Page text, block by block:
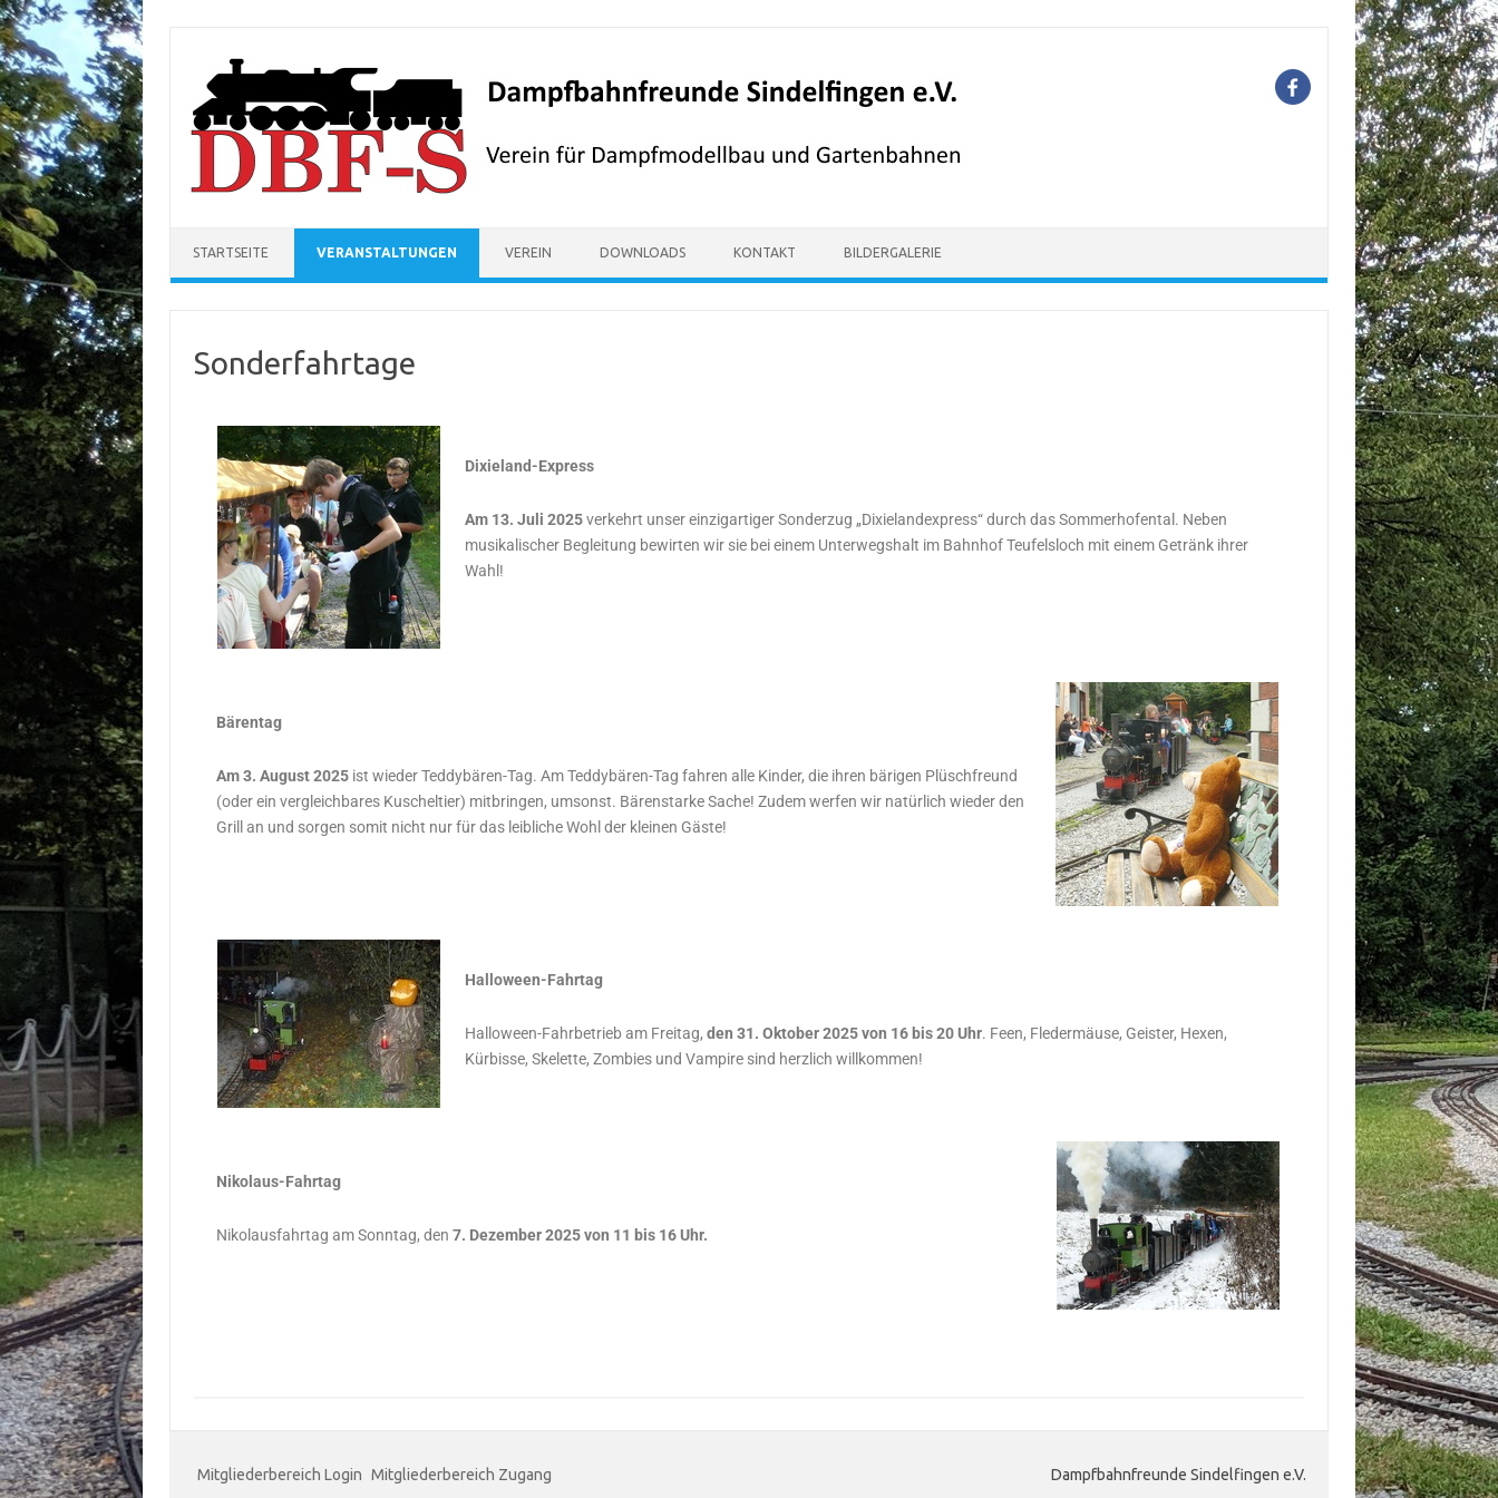
STARTSEITE VERANSTALTUNGEN VEREIN DOWNLOADS KONTAKT BILDERGALERIE
Sonderfahrtage
Dixieland-Express
Am 13. Juli 2025verkehrt unser einzigartiger Sonderzug „Dixielandexpress“ durch das Sommerhofental. Neben
musikalischer Begleitung bewirten wir sie bei einem Unterwegshalt im Bahnhof Teufelsloch mit einem Getränk ihrer
Wahl!
Bärentag
Am 3. August 2025ist wieder Teddybären-Tag. Am Teddybären-Tag fahren alle Kinder, die ihren bärigen Plüschfreund
(oder ein vergleichbares Kuscheltier) mitbringen, umsonst. Bärenstarke Sache! Zudem werfen wir natürlich wieder den
Grill an und sorgen somit nicht nur für das leibliche Wohl der kleinen Gäste!
Halloween-Fahrtag
Halloween-Fahrbetrieb am Freitag, den 31. Oktober 2025von 16 bis 20 Uhr. Feen, Fledermäuse, Geister, Hexen,
Kürbisse, Skelette, Zombies und Vampire sind herzlich willkommen!
Nikolaus-Fahrtag
Nikolausfahrtag am Sonntag, den 7. Dezember 2025 von 11 bis 16 Uhr.
Mitgliederbereich Login Mitgliederbereich Zugang Dampfbahnfreunde Sindelfingen e.V.